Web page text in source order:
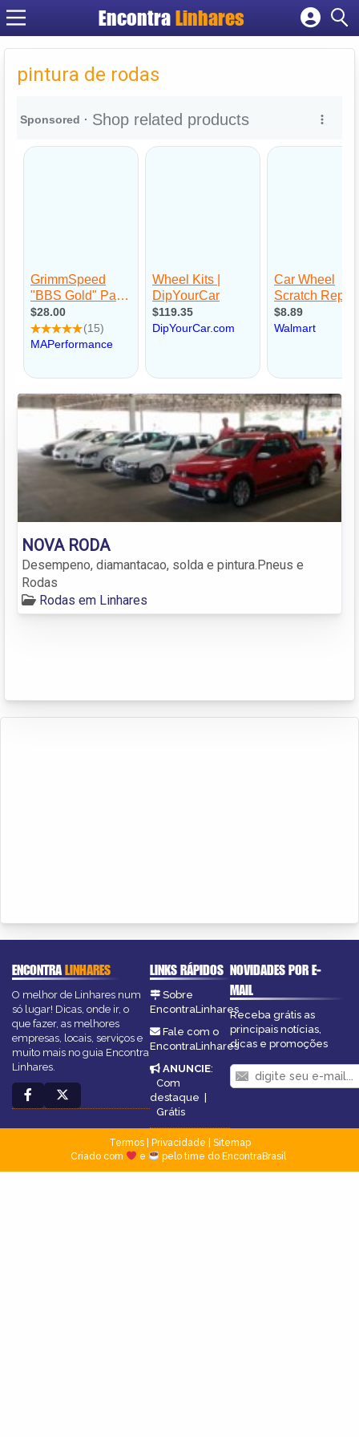
EncontraLinhares
Cadastrar empresa
pintura de rodas
NOVA RODA
Desempeno, diamantacao, solda e pintura.Pneus e
Rodas
Rodas em Linhares
ENCONTRALINHARES
O melhor de Linhares num
só lugar! Dicas, onde ir, o
que fazer, as melhores
empresas, locais, serviços e
muito mais no guia Encontra
Linhares.
LINKS RÁPIDOS
Sobre
EncontraLinhares
Fale com o
EncontraLinhares
ANUNCIE:
Com
destaque |
Grátis
NOVIDADES POR E-
MAIL
Receba grátis as
principais notícias,
dicas e promoções
Termos| Privacidade
Sitemap
Criado com
e pelo time do EncontraBrasil